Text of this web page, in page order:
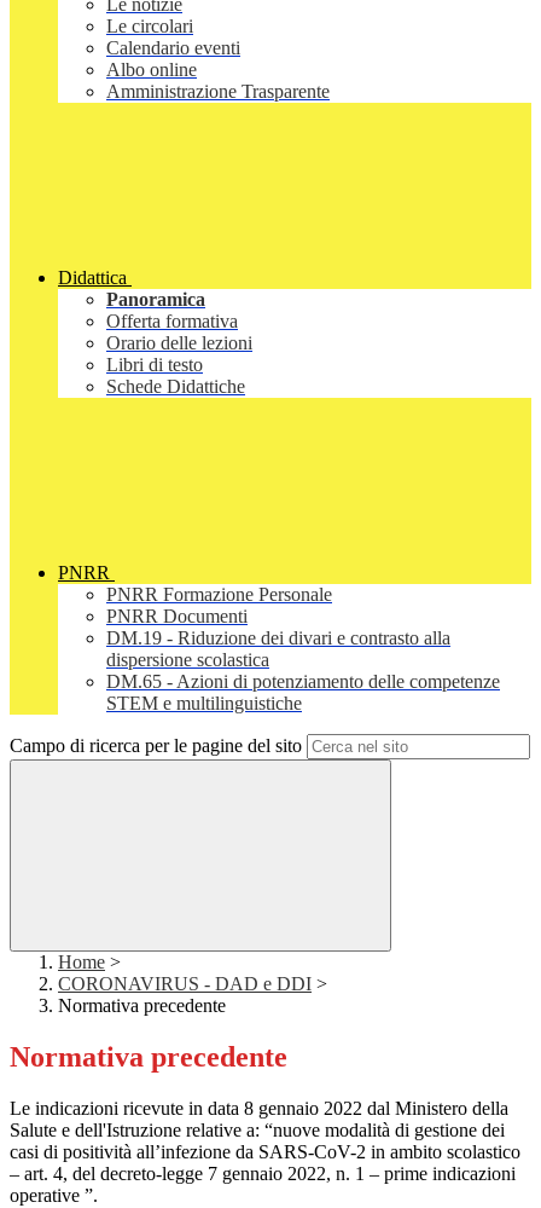
Le notizie
Le circolari
Calendario eventi
Albo online
Amministrazione Trasparente
Didattica
Panoramica
Offerta formativa
Orario delle lezioni
Libri di testo
Schede Didattiche
PNRR
PNRR Formazione Personale
PNRR Documenti
DM.19 - Riduzione dei divari e contrasto alla
dispersione scolastica
DM.65 - Azioni di potenziamento delle competenze
STEM e multilinguistiche
Campo di ricerca per le pagine del sito
Home >
CORONAVIRUS - DAD e DDI >
Normativa precedente
Normativa precedente
Le indicazioni ricevute in data 8 gennaio 2022 dal Ministero della
Salute e dell'Istruzione relative a: “nuove modalità di gestione dei
casi di positività all’infezione da SARS-CoV-2 in ambito scolastico
– art. 4, del decreto-legge 7 gennaio 2022, n. 1 – prime indicazioni
operative ”.